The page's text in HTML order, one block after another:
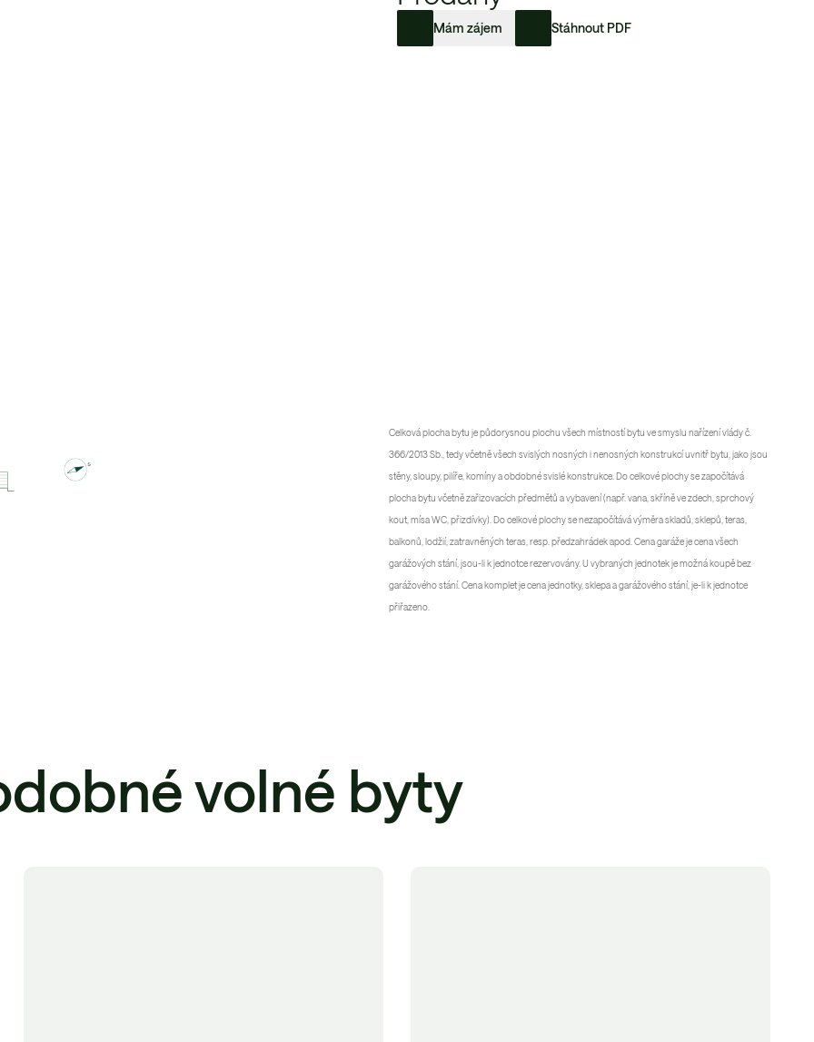
Mám zájem Stáhnout PDF
Celková plocha bytu je půdorysnou plochu všech místností bytu ve smyslu nařízení vlády č.
366/2013 Sb., tedy včetně všech svislých nosných i nenosných konstrukcí uvnitř bytu, jako jsou
stěny, sloupy, pilíře, komíny a obdobné svislé konstrukce. Do celkové plochy se započítává
plocha bytu včetně zařizovacích předmětů a vybavení (např. vana, skříně ve zdech, sprchový
kout, mísa WC, přizdívky). Do celkové plochy se nezapočítává výměra skladů, sklepů, teras,
balkonů, lodžií, zatravněných teras, resp. předzahrádek apod. Cena garáže je cena všech
garážových stání, jsou-li k jednotce rezervovány. U vybraných jednotek je možná koupě bez
garážového stání. Cena komplet je cena jednotky, sklepa a garážového stání, je-li k jednotce
přiřazeno.
volné byty